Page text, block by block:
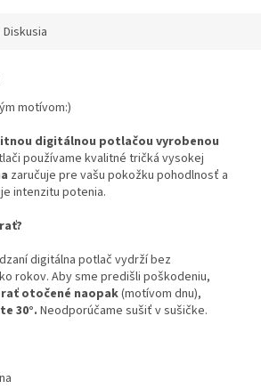
Diskusia
motívom:)
digitálnou potlačou vyrobenou
používame kvalitné tričká vysokej
zaručuje pre vašu pokožku pohodlnosť a
intenzitu potenia.
digitálna potlač vydrží bez
rokov. Aby sme predišli poškodeniu,
otočené naopak(motívom dnu),
30°. Neodporúčame sušiť v sušičke.